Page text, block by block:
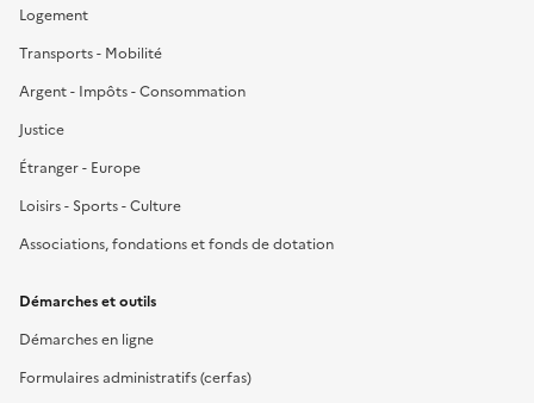
Logement
Transports - Mobilité
Argent - Impôts - Consommation
Justice
Étranger - Europe
Loisirs - Sports - Culture
Associations, fondations et fonds de dotation
Démarches et outils
Démarches en ligne
Formulaires administratifs (cerfas)